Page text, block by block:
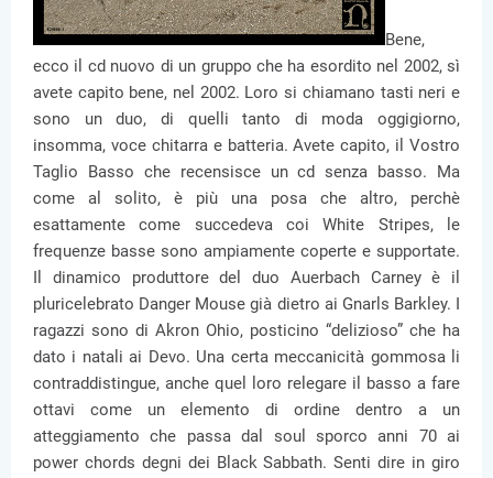
Bene,
ecco il cd nuovo di un gruppo che ha esordito nel 2002, sì
avete capito bene, nel 2002. Loro si chiamano tasti neri e
sono un duo, di quelli tanto di moda oggigiorno,
insomma, voce chitarra e batteria. Avete capito, il Vostro
Taglio Basso che recensisce un cd senza basso. Ma
come al solito, è più una posa che altro, perchè
esattamente come succedeva coi White Stripes, le
frequenze basse sono ampiamente coperte e supportate.
Il dinamico produttore del duo Auerbach Carney è il
pluricelebrato Danger Mouse già dietro ai Gnarls Barkley. I
ragazzi sono di Akron Ohio, posticino “delizioso” che ha
dato i natali ai Devo. Una certa meccanicità gommosa li
contraddistingue, anche quel loro relegare il basso a fare
ottavi come un elemento di ordine dentro a un
atteggiamento che passa dal soul sporco anni 70 ai
power chords degni dei Black Sabbath. Senti dire in giro